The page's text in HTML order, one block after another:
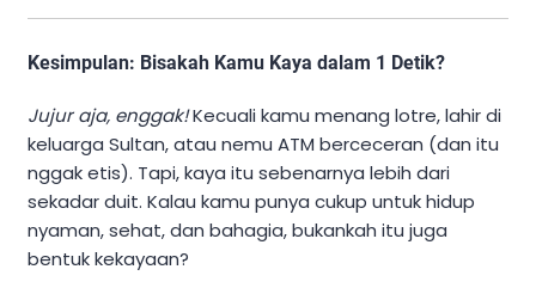
Kesimpulan: Bisakah Kamu Kaya dalam 1 Detik?
Jujur aja, enggak!Kecuali kamu menang lotre, lahir di
keluarga Sultan, atau nemu ATM berceceran (dan itu
nggak etis). Tapi, kaya itu sebenarnya lebih dari
sekadar duit. Kalau kamu punya cukup untuk hidup
nyaman, sehat, dan bahagia, bukankah itu juga
bentuk kekayaan?